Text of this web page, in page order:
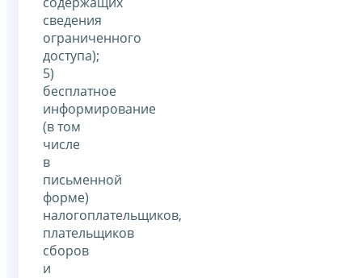
сведения
ограниченного
доступа);
5)
бесплатное
информирование
(в том
числе
в
письменной
форме)
налогоплательщиков,
плательщиков
сборов
и